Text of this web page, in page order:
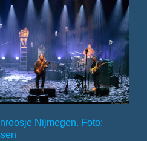
Nijmegen. Foto: